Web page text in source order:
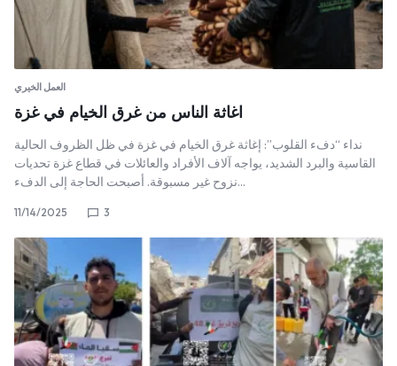
العمل الخيري
اغاثة الناس من غرق الخيام في غزة
نداء “دفء القلوب”: إغاثة غرق الخيام في غزة ​في ظل الظروف الحالية
القاسية والبرد الشديد، يواجه آلاف الأفراد والعائلات في قطاع غزة تحديات
نزوح غير مسبوقة. أصبحت الحاجة إلى الدفء…
11/14/2025 3